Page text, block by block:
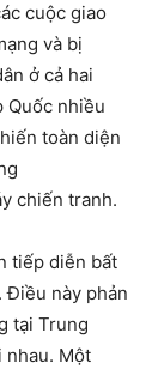
cuộc giao
và bị
ở cả hai
Quốc nhiều
toàn diện
tranh.
tiếp diễn bất
Điều này phản
tại Trung
nhau. Một